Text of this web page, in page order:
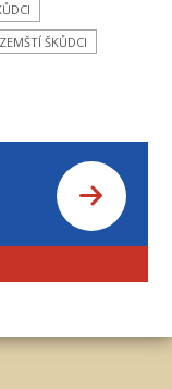
ZEMŠTÍ ŠKŮDCI